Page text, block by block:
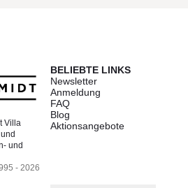
Villa
und
- 2026
BELIEBTE LINKS
Newsletter
Anmeldung
FAQ
Blog
Aktionsangebote